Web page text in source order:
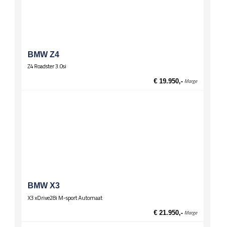
Lichtmetalen velgen 17 inch
Zittingen
BMW Z4
Z4 Roadster 3.0si
€ 19.950,- Marge
BMW X3
X3 xDrive28i M-sport Automaat
€ 21.950,- Marge